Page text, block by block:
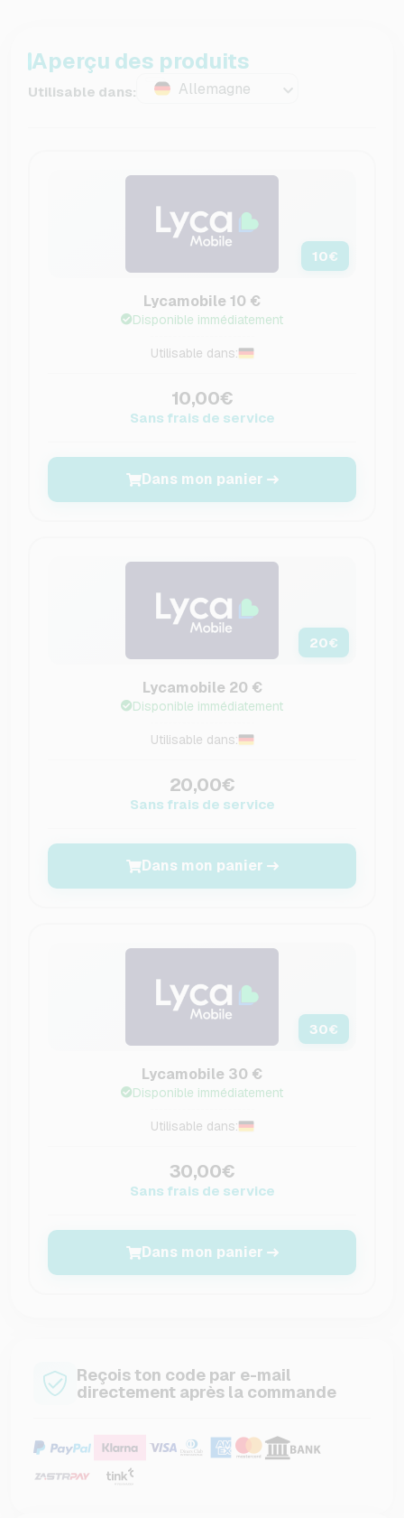
Aperçu des produits
Utilisable dans: Allemagne
10€
Lycamobile 10 €
Disponible immédiatement
Utilisable dans:
10,00€
Sans frais de service
Dans mon panier
20€
Lycamobile 20 €
Disponible immédiatement
Utilisable dans:
20,00€
Sans frais de service
Dans mon panier
30€
Lycamobile 30 €
Disponible immédiatement
Utilisable dans:
30,00€
Sans frais de service
Dans mon panier
Reçois ton code par e-mail
directement après la commande